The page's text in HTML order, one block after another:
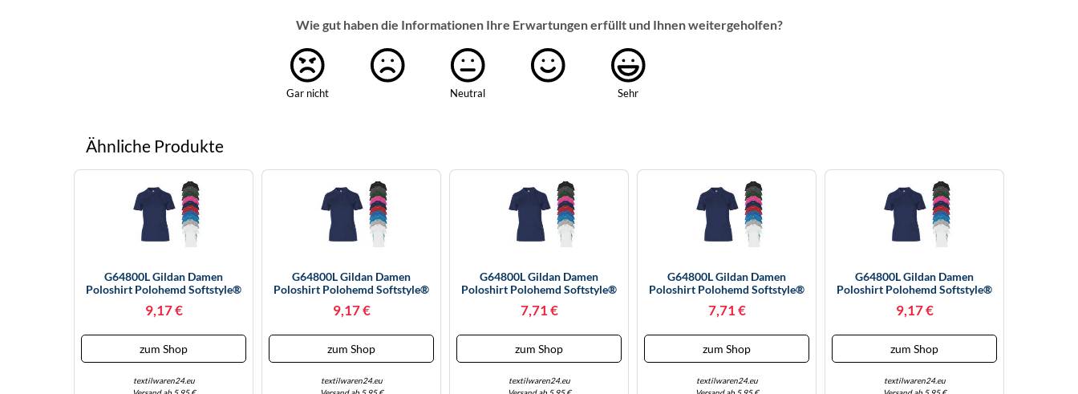
Wie gut haben die Informationen Ihre Erwartungen erfüllt und Ihnen weitergeholfen?
Gar nicht Neutral Sehr
Ähnliche Produkte
G64800L Gildan Damen
Poloshirt Polohemd Softstyle®
9,17 €
zum Shop
textilwaren24.eu
G64800L Gildan Damen
Poloshirt Polohemd Softstyle®
9,17 €
zum Shop
textilwaren24.eu
G64800L Gildan Damen
Poloshirt Polohemd Softstyle®
7,71 €
zum Shop
textilwaren24.eu
G64800L Gildan Damen
Poloshirt Polohemd Softstyle®
7,71 €
zum Shop
textilwaren24.eu
G64800L Gildan Damen
Poloshirt Polohemd Softstyle®
9,17 €
zum Shop
textilwaren24.eu